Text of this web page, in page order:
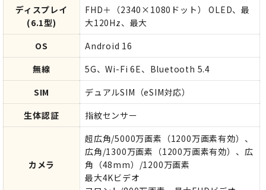
ディスプレイ
(6.1型)
FHD＋（2340×1080ドット） OLED、最
大120Hz、最大
OS
Android 16
無線
5G、Wi-Fi 6E、Bluetooth 5.4
SIM
デュアルSIM（eSIM対応）
生体認証
指紋センサー
カメラ
超広角/5000万画素（1200万画素有効）、
広角/1300万画素（1200万画素有効）、広
角（48mm）/1200万画素
最大4Kビデオ